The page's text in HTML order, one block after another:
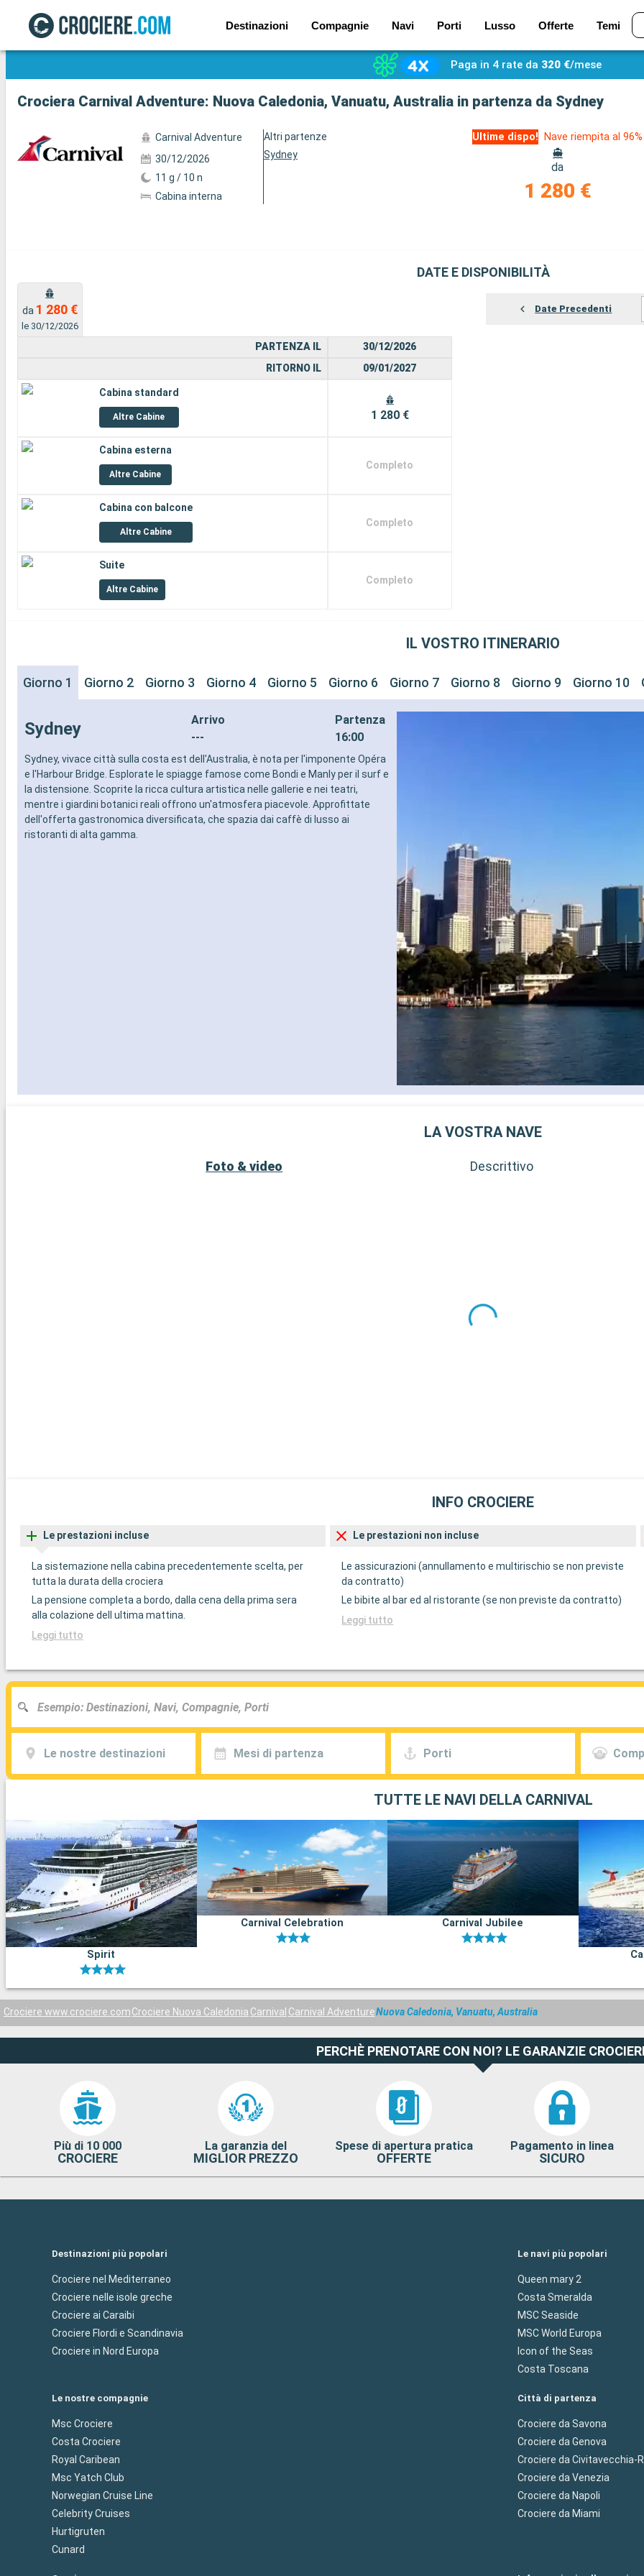
Destinazioni Compagnie Navi Porti Lusso Offerte Temi
Mostra le altre 5 foto
Paga in 4 rate da 320 €/mese
Crociera Carnival Adventure: Nuova Caledonia, Vanuatu, Australia in partenza da Sydney
Carnival Adventure
30/12/2026
11 g / 10 n
Cabina interna
Altri partenze
Sydney
Ultime dispo! Nave riempita al 96%
da
1 280 €
DATE E DISPONIBILITÀ
da 1 280 €
le 30/12/2026
Date Precedenti
PARTENZA IL
RITORNO IL
Cabina standard
Altre Cabine
Cabina esterna
Altre Cabine
Cabina con balcone
Altre Cabine
Suite
Altre Cabine
30/12/2026
09/01/2027
1 280 €
Completo
Completo
Completo
IL VOSTRO ITINERARIO
Giorno 1 Giorno 2 Giorno 3 Giorno 4 Giorno 5 Giorno 6 Giorno 7 Giorno 8 Giorno 9 Giorno 10
Sydney
Arrivo
---
Partenza
16:00
Sydney, vivace città sulla costa est dell'Australia, è nota per l'imponente Opéra
e l'Harbour Bridge. Esplorate le spiagge famose come Bondi e Manly per il surf e
la distensione. Scoprite la ricca cultura artistica nelle gallerie e nei teatri,
mentre i giardini botanici reali offrono un'atmosfera piacevole. Approfittate
dell'offerta gastronomica diversificata, che spazia dai caffè di lusso ai
ristoranti di alta gamma.
LA VOSTRA NAVE
Foto & video Descrittivo
INFO CROCIERE
Le prestazioni incluse
La sistemazione nella cabina precedentemente scelta, per
tutta la durata della crociera
La pensione completa a bordo, dalla cena della prima sera
alla colazione dell ultima mattina.
Leggi tutto
Le prestazioni non incluse
Le assicurazioni (annullamento e multirischio se non previste
da contratto)
Le bibite al bar ed al ristorante (se non previste da contratto)
Leggi tutto
Le nostre destinazioni Mesi di partenza Porti
TUTTE LE NAVI DELLA CARNIVAL
Spirit
Carnival Celebration Carnival Jubilee
Crociere www.crociere.comCrociere Nuova Caledonia Carnival Carnival AdventureNuova Caledonia, Vanuatu, Australia
PERCHÈ PRENOTARE CON NOI? LE GARANZIE
Più di 10 000
CROCIERE
La garanzia del
MIGLIOR PREZZO
Spese di apertura pratica
OFFERTE
Pagamento in linea
SICURO
Destinazioni più popolari
Crociere nel Mediterraneo
Crociere nelle isole greche
Crociere ai Caraibi
Crociere Flordi e Scandinavia
Crociere in Nord Europa
Le navi più popolari
Queen mary 2
Costa Smeralda
MSC Seaside
MSC World Europa
Icon of the Seas
Costa Toscana
Le nostre compagnie
Msc Crociere
Costa Crociere
Royal Caribean
Msc Yatch Club
Norwegian Cruise Line
Celebrity Cruises
Hurtigruten
Cunard
Città di partenza
Crociere da Savona
Crociere da Genova
Crociere da Civitavecchia-
Crociere da Venezia
Crociere da Napoli
Crociere da Miami